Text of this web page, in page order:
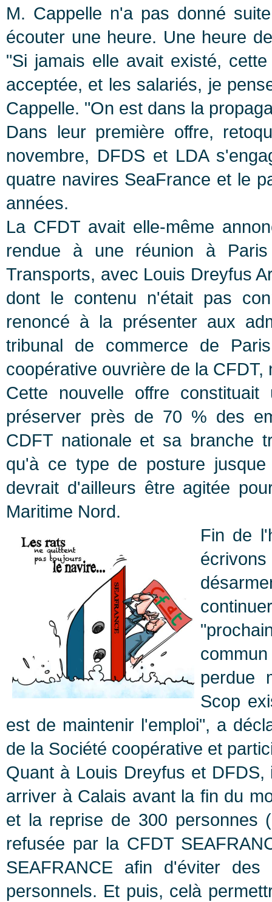
M. Cappelle n'a pas donné
écouter une heure. Une heure
"Si jamais elle avait existé,
acceptée, et les salariés, je
Cappelle. "On est dans la
Dans leur première offre,
novembre, DFDS et LDA
quatre navires SeaFrance et le
années.
La CFDT avait elle-même
rendue à une réunion à
Transports, avec Louis Dreyfus
dont le contenu n'était pas
renoncé à la présenter aux
tribunal de commerce de
coopérative ouvrière de la
Cette nouvelle offre
préserver près de 70 % des
CDFT nationale et sa branche
qu'à ce type de posture
devrait d'ailleurs être agitée
Maritime Nord.
Fin de
perdue
Scop
est de maintenir l'emploi", a
de la Société coopérative et
Quant à Louis Dreyfus et
arriver à Calais avant la fin du
et la reprise de 300 personnes
refusée par la CFDT
SEAFRANCE afin d'éviter
personnels. Et puis, celà